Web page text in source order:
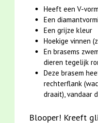
Heeft een V-
Een
Een grijze kleur
Hoekige vinnen
En brasems
dieren tegelijk
Deze brasem
rechterflank
draait), vandaar
Blooper! Kreeft